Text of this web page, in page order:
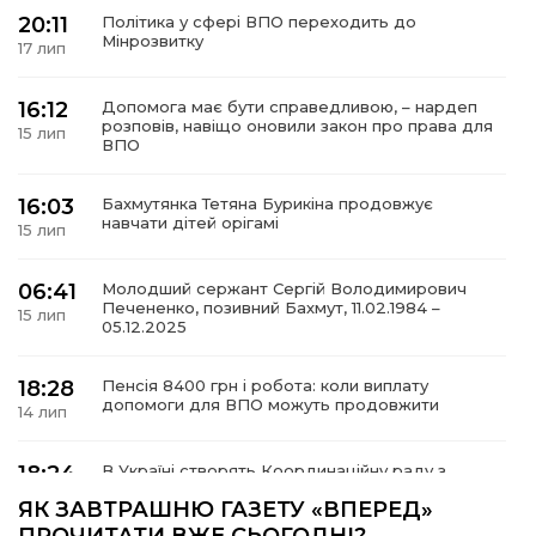
місія
20:11
17 лип
Політика у сфері ВПО переходить до
Мінрозвитку
16:12
15 лип
Допомога має бути справедливою, – нардеп
розповів, навіщо оновили закон про права для
ВПО
16:03
15 лип
Бахмутянка Тетяна Бурикіна продовжує
навчати дітей орігамі
06:41
15 лип
Молодший сержант Сергій Володимирович
Печененко, позивний Бахмут, 11.02.1984 –
05.12.2025
18:28
14 лип
Пенсія 8400 грн і робота: коли виплату
допомоги для ВПО можуть продовжити
18:24
В Україні створять Координаційну раду з
кордону
ЯК ЗАВТРАШНЮ ГАЗЕТУ «ВПЕРЕД»